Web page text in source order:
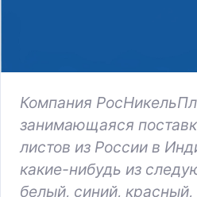
Компания
занимающаяся
листов из России в
какие-нибудь из
белый, синий,